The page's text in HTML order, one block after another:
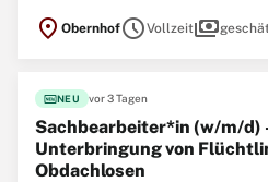
Geschäftsbereich des
unseren Behörden arbeiten
location_on ObernhofscheduleVollzeitpayments
fiber_newNEU vor 3 Tagen
Sachbearbeiter*in (w/m/d)
Unterbringung von
Obdachlosen